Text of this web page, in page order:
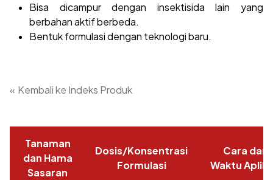
Bisa dicampur dengan insektisida lain yang
berbahan aktif berbeda.
Bentuk formulasi dengan teknologi baru.
« Kembali ke Indeks Produk
Tanaman
dan Hama
Sasaran
Dosis/Konsentrasi
Formulasi
Cara dan
Waktu